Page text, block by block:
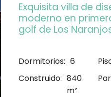
Exquisita villa de
moderno en
golf de Los
Dormitorios: 6
Construido: 840
m²